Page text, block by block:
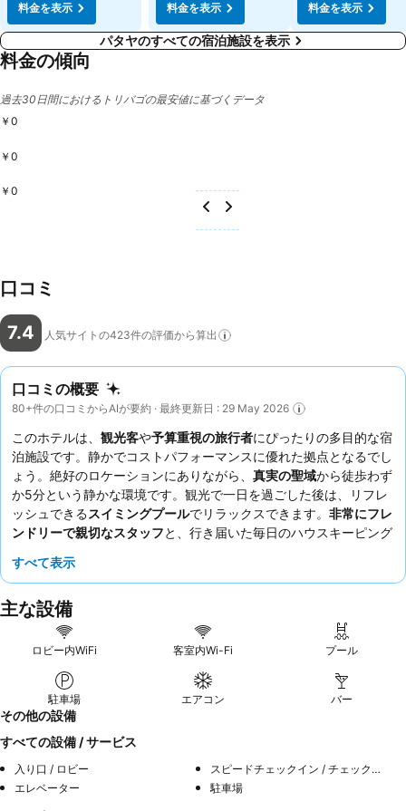
料金を表示
料金を表示
料金を表示
パタヤのすべての宿泊施設を表示
料金の傾向
過去30日間におけるトリバゴの最安値に基づくデータ
￥0
￥0
￥0
口コミ
7.4 人気サイトの423件の評価から算出
口コミの概要
80+件の口コミからAIが要約 · 最終更新日 : 29 May 2026
このホテルは、 観光客や予算重視の旅行者にぴったりの多目的な宿
泊施設です。静かでコストパフォーマンスに優れた拠点となるでし
ょう。絶好のロケーションにありながら、 真実の聖域から徒歩わず
か5分という静かな環境です。観光で一日を過ごした後は、リフレ
ッシュできるスイミングプールでリラックスできます。 非常にフレ
ンドリーで親切なスタッフと、行き届いた毎日のハウスキーピング
めるなら、最近改装された1階の部屋をリクエストすることをおす
すべて表示
主な設備
ロビー内WiFi 客室内Wi-Fi プール
駐車場 エアコン バー
その他の設備
すべての設備 / サービス
入り口 / ロビー
スピードチェックイン / チェックアウト
エレベーター
駐車場